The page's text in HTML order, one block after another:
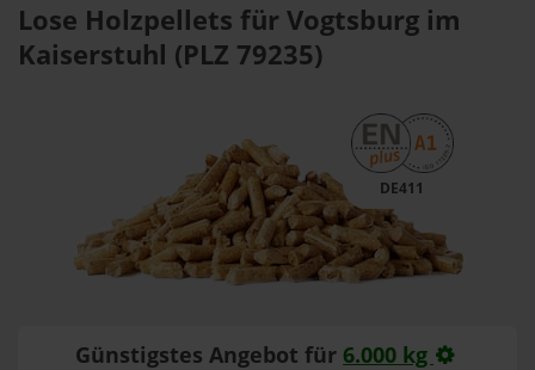
Lose Holzpellets für Vogtsburg im
Kaiserstuhl (PLZ 79235)
DE411
Günstigstes Angebot für 6.000 kg